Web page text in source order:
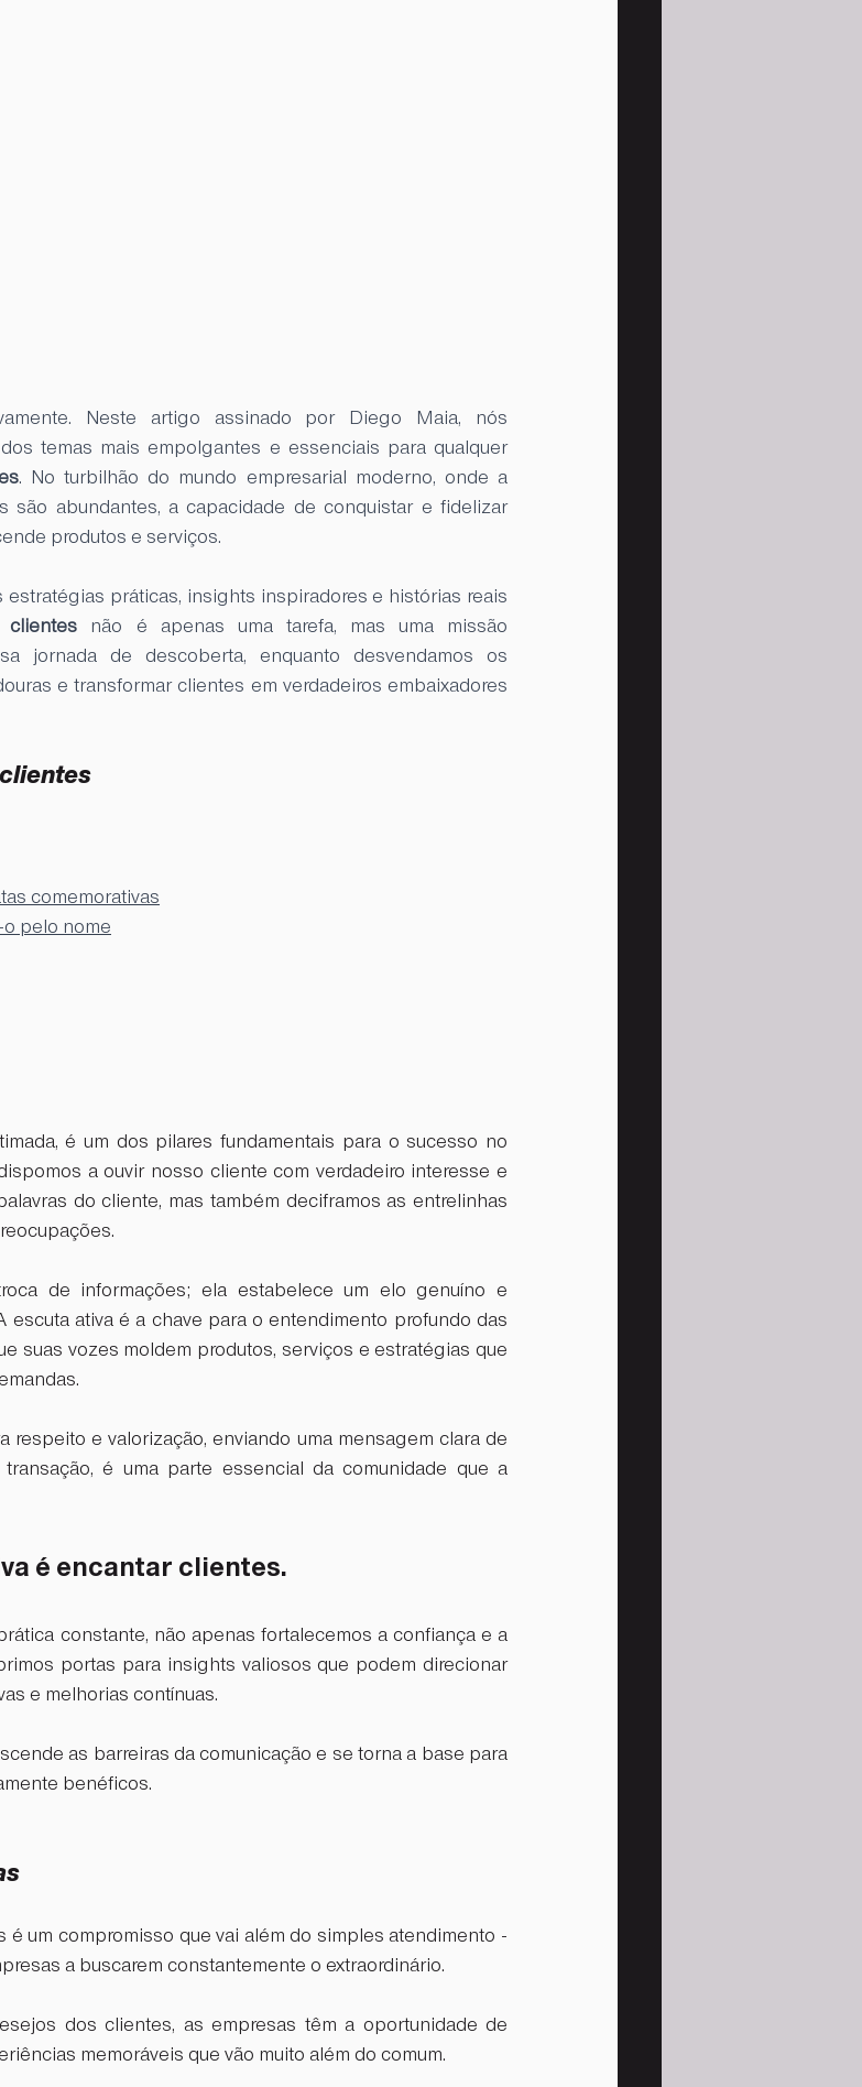
Neste artigo assinado por Diego Maia, nós
temas mais empolgantes e essenciais para qualquer
. No turbilhão do mundo empresarial moderno, onde a
são abundantes, a capacidade de conquistar e fidelizar
produtos e serviços.
práticas, insights inspiradores e histórias reais
clientes não é apenas uma tarefa, mas uma missão
jornada de descoberta, enquanto desvendamos os
e transformar clientes em verdadeiros embaixadores
comemorativas
o pelo nome
é um dos pilares fundamentais para o sucesso no
a ouvir nosso cliente com verdadeiro interesse e
do cliente, mas também deciframos as entrelinhas
de informações; ela estabelece um elo genuíno e
escuta ativa é a chave para o entendimento profundo das
suas vozes moldem produtos, serviços e estratégias que
respeito e valorização, enviando uma mensagem clara de
é uma parte essencial da comunidade que a
é encantar clientes.
constante, não apenas fortalecemos a confiança e a
portas para insights valiosos que podem direcionar
e melhorias contínuas.
as barreiras da comunicação e se torna a base para
benéficos.
é um compromisso que vai além do simples atendimento -
a buscarem constantemente o extraordinário.
dos clientes, as empresas têm a oportunidade de
memoráveis que vão muito além do comum.